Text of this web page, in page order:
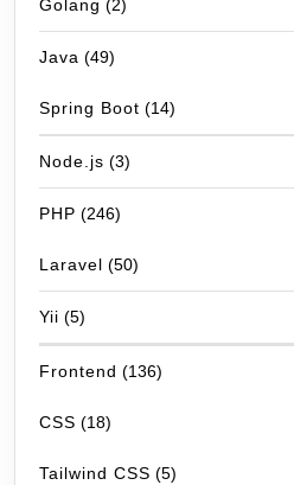
Golang (2)
Java (49)
Spring Boot (14)
Node.js (3)
PHP (246)
Laravel (50)
Yii (5)
Frontend (136)
CSS (18)
Tailwind CSS (5)